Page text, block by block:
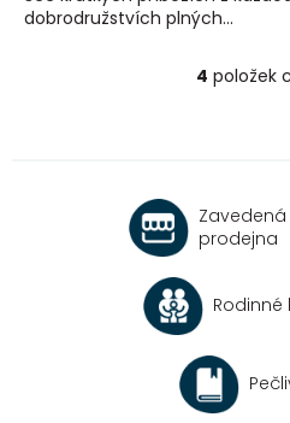
dobrodružstvích plných...
O
c
í
r
v
v
4 položek
prodejna